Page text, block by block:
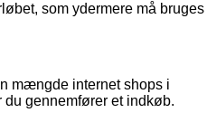
som ydermere må bruges
mængde internet shops i
du gennemfører et indkøb.